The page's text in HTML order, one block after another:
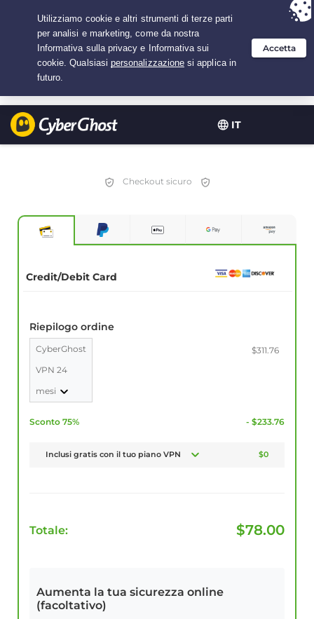
IT
Hai scelto:L'offerta miglioreper 3.3333333333333 anni a $
/mese
Checkout sicuro
Credit/Debit Card
Riepilogo ordine
CyberGhost
VPN 24
mesi
$311.76
Sconto 75% - $233.76
Inclusi gratis con il tuo piano VPN $0
Totale: $78.00
Aumenta la tua sicurezza online
(facoltativo)